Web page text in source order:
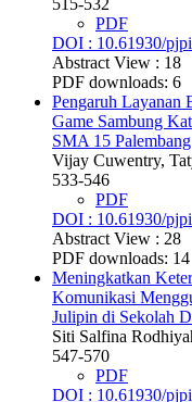
515-532
PDF
DOI : 10.61930/
Abstract View : 18
PDF downloads: 6
Pengaruh Layanan
Game Sambung
SMA 15 Palembang
Vijay Cuwentry,
533-546
PDF
DOI : 10.61930/
Abstract View : 28
PDF downloads: 14
Meningkatkan
Komunikasi
Julipin di Sekolah
Siti Salfina
547-570
PDF
DOI : 10.61930/